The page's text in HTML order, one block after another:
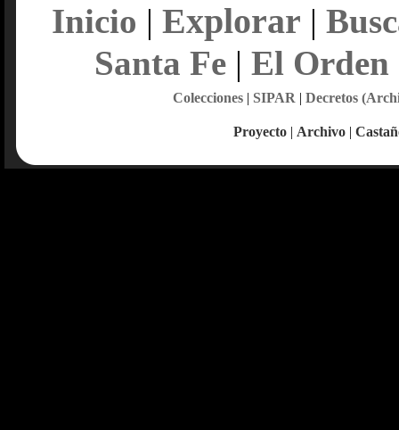
Inicio | Explorar |
Santa Fe| El Orden
Colecciones| SIPAR | Decretos
Proyecto | Archivo |